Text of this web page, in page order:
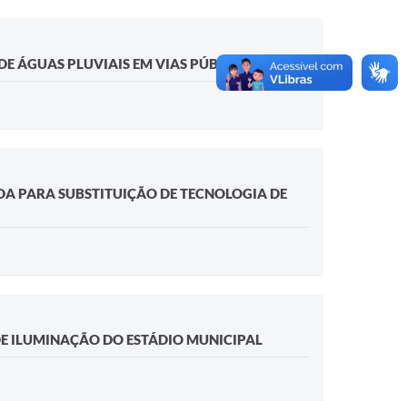
ÁGUAS PLUVIAIS EM VIAS PÚBLICAS
PARA SUBSTITUIÇÃO DE TECNOLOGIA DE
ILUMINAÇÃO DO ESTÁDIO MUNICIPAL